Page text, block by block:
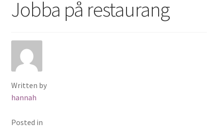
Jobba på restaurang
Written by
hannah
Posted in